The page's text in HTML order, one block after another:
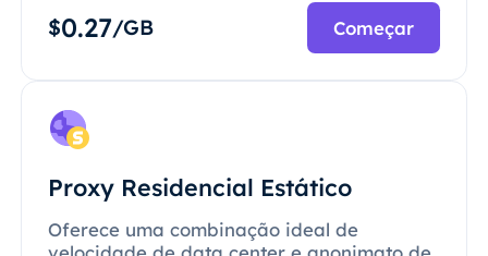
$0.27/GB Começar
Proxy Residencial Estático
Oferece uma combinação ideal de